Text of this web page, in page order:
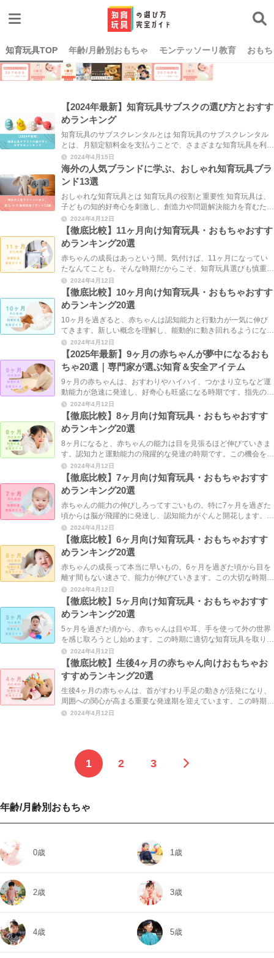
知育玩具TOP 年齢/月齢別おもちゃ モンテッソーリ教育 おも
【2024年最新】知育玩具サブスクの選び方とおすす
めランキング
知育玩具のサブスクレンタルとは 知育玩具のサブスクレンタル
とは、月額定額料金を支払うことで、さまざまな知育玩具を利用
できるサービスのことです。子供の成長は早いため、買い揃える
とすぐに使わなくなったり飽きてしまったりするこ ... ...
2024年4月15日
海外の人気ブランドに学ぶ、おしゃれ知育玩具ブラ
ンド13選
おしゃれな知育玩具とは 知育玩具の役割と重要性 知育玩具は、
子どもの知的好奇心を刺激し、創造力や問題解決能力を育むため
に重要な役割を果たします。遊びを通じて、子どもは自然と学ぶ
ことができ、脳の発達を促進することができます ... ...
2024年4月12日
【徹底比較】11ヶ月向け知育玩具・おもちゃおすす
めランキング20選
赤ちゃんの成長はあっという間。気付けば、11ヶ月になってい
たなんてことも。そんな時期だからこそ、知育玩具選びも慎重に
なりたいですよね。手先の発達を促すもの、感覚を刺激するも
の、安全性の高いものetc…選ぶポイントは盛りだ ... ...
2024年4月12日
【徹底比較】10ヶ月向け知育玩具・おもちゃおすす
めランキング20選
10ヶ月を過ぎると、赤ちゃんは認知能力と行動力が一気に伸び
てきます。新しい概念を理解し、能動的に動き回れるようになる
のです。この大切な時期に適切な知育玩具を取り入れることで、
子どもの飛躍的な成長を適切に後押しできるはずで ... ...
2024年4月12日
【2025年最新】9ヶ月の赤ちゃんが夢中になるおも
ちゃ20選｜専門家が選ぶ知育＆安全アイテム
9ヶ月の赤ちゃんは、おすわりやハイハイ、つかまり立ちなど運
動能力が急速に発達し、好奇心も旺盛になる時期です。指先の細
かな動きができるようになり、身の回りのものを「つかむ」「振
る」「叩く」「舐める」など、さまざまな方法で世 ... ...
2024年4月12日
【徹底比較】8ヶ月向け知育玩具・おもちゃおすす
めランキング20選
8ヶ月になると、赤ちゃんの能力は目を見張るほど伸びていきま
す。認知力と運動能力の飛躍的な発達の時期です。この機会を最
大限に活かすためにも、適切な知育玩具を取り入れることが重要
になってきます。ただし無理な知識詰め込みは禁物 ... ...
2024年4月12日
【徹底比較】7ヶ月向け知育玩具・おもちゃおすす
めランキング20選
赤ちゃんの能力の伸びしろってすごいもの。特に7ヶ月を過ぎた
頃からは脳が飛躍的に発達し、認知能力がぐんと開花します。し
かしその一方で、無理のある知識の押し付けは得策ではありませ
ん。むしろ、感性や想像力を掻き立て、新しいもの ... ...
2024年4月12日
【徹底比較】6ヶ月向け知育玩具・おもちゃおすす
めランキング20選
赤ちゃんの成長って本当に早いもの。6ヶ月を過ぎた頃から目を
離す間もない速さで、能力が伸びていきます。この大切な時期
に、適切な知育玩具を取り入れることで発達を後押しできます
が、ただし安全性への細かい気配りも欠かせません。こ ... ...
2024年4月12日
【徹底比較】5ヶ月向け知育玩具・おもちゃおすす
めランキング20選
5ヶ月を過ぎた頃から、赤ちゃんは目や耳、手を使って外の世界
を感じ取ろうとし始めます。この時期に適切な知育玩具を取り入
れることで、感覚を研ぎ澄まし、脳の発達をサポートすることが
できます。ただし、発達に合っていても危険があれ ... ...
2024年4月12日
【徹底比較】生後4ヶ月の赤ちゃん向けおもちゃお
すすめランキング20選
生後4ヶ月の赤ちゃんは、首がすわり手足の動きが活発になり、
周囲への関心が高まる重要な発達期を迎えています。この時期に
適切なおもちゃを選ぶことで、赤ちゃんの五感を刺激し、健やか
2024年4月12日
1 2 3
年齢/月齢別おもちゃ
0歳 1歳
2歳 3歳
4歳 5歳